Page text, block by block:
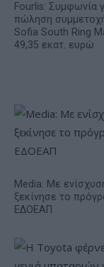
Fourlis: Συμφωνία
πώληση
Sofia South Ring
49,35 εκατ. ευρώ
Media: Με
ξεκίνησε το
ΕΔΟΕΑΠ